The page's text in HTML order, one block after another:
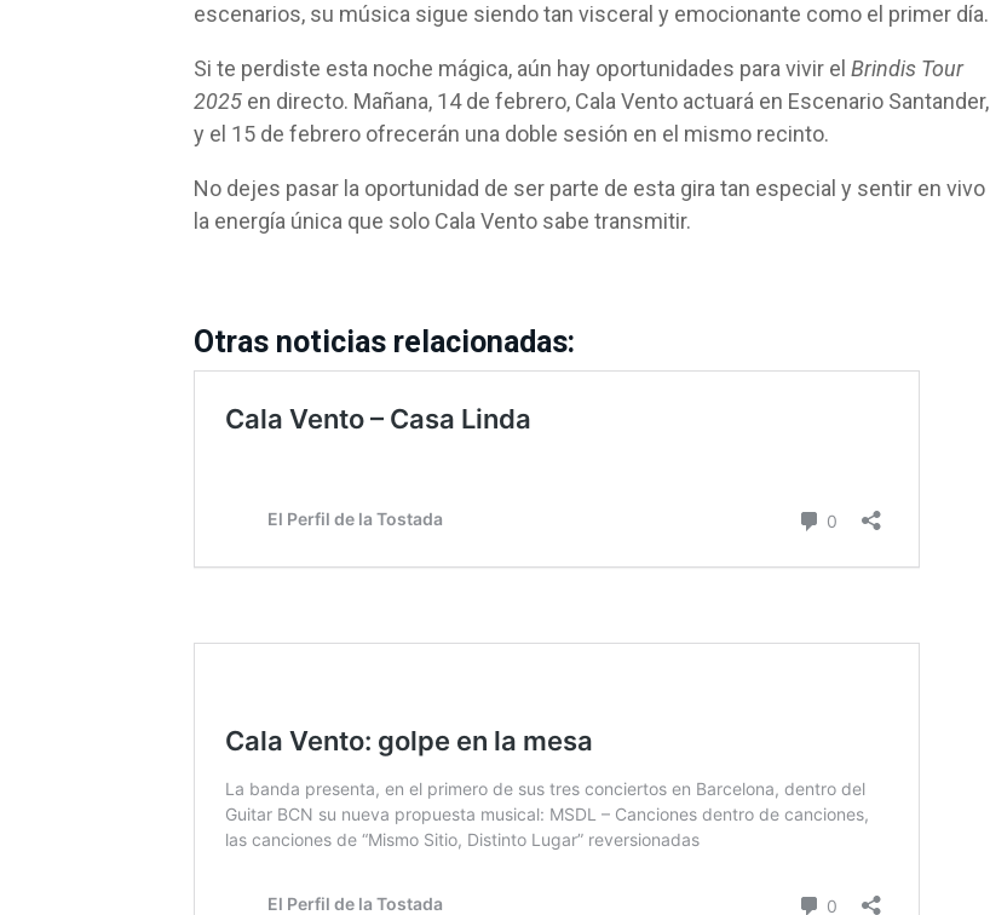
escenarios, su música sigue siendo tan visceral y emocionante como el primer día.
Si te perdiste esta noche mágica, aún hay oportunidades para vivir el Brindis Tour
2025 en directo. Mañana, 14 de febrero, Cala Vento actuará en Escenario Santander,
y el 15 de febrero ofrecerán una doble sesión en el mismo recinto.
No dejes pasar la oportunidad de ser parte de esta gira tan especial y sentir en vivo
la energía única que solo Cala Vento sabe transmitir.
Otras noticias relacionadas: